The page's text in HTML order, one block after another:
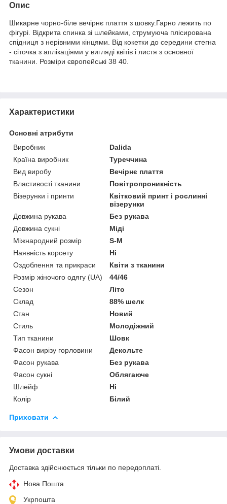
Опис
Шикарне чорно-біле вечірнє плаття з шовку.Гарно лежить по
фігурі. Відкрита спинка зі шлейками, струмуюча плісирована
спідниця з нерівними кінцями. Від кокетки до середини стегна
- сіточка з аплікаціями у вигляді квітів і листя з основної
тканини. Розміри європейські 38 40.
Характеристики
Основні атрибути
Виробник
Dalida
Країна виробник
Туреччина
Вид виробу
Вечірнє плаття
Властивості тканини
Повітропроникність
Візерунки і принти
Квітковий принт і рослинні
візерунки
Довжина рукава
Без рукава
Довжина сукні
Міді
Міжнародний розмір
S-M
Наявність корсету
Ні
Оздоблення та прикраси
Квіти з тканини
Розмір жіночого одягу (UA)
44/46
Сезон
Літо
Склад
88% шелк
Стан
Новий
Стиль
Молодіжний
Тип тканини
Шовк
Фасон вирізу горловини
Декольте
Фасон рукава
Без рукава
Фасон сукні
Облягаюче
Шлейф
Ні
Колір
Білий
Приховати
Умови доставки
Доставка здійснюється тільки по передоплаті.
Нова Пошта
Укрпошта